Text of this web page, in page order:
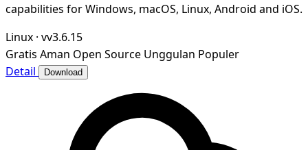
capabilities for Windows, macOS, Linux, Android and iOS.
Linux · vv3.6.15
Gratis Aman Open Source Unggulan Populer
Detail
Download